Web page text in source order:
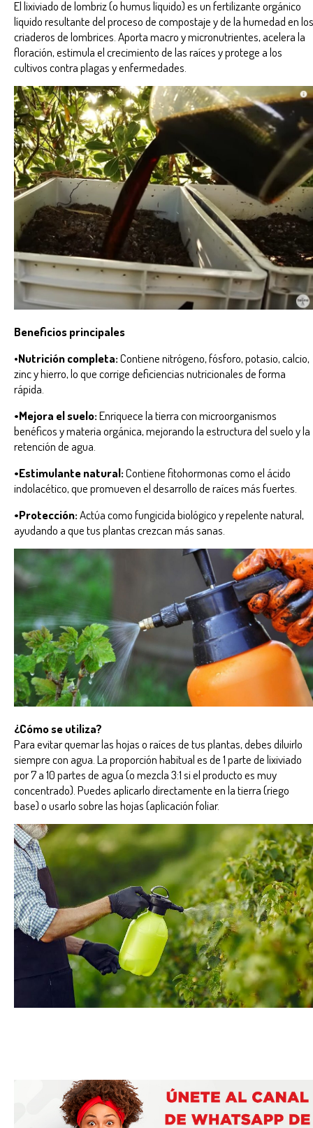
El lixiviado de lombriz (o humus líquido) es un fertilizante orgánico
líquido resultante del proceso de compostaje y de la humedad en los
criaderos de lombrices. Aporta macro y micronutrientes, acelera la
floración, estimula el crecimiento de las raíces y protege a los
cultivos contra plagas y enfermedades.
Beneficios principales
•Nutrición completa:Contiene nitrógeno, fósforo, potasio, calcio,
zinc y hierro, lo que corrige deficiencias nutricionales de forma
rápida.
•Mejora el suelo:Enriquece la tierra con microorganismos
benéficos y materia orgánica, mejorando la estructura del suelo y la
retención de agua.
•Estimulante natural:Contiene fitohormonas como el ácido
indolacético, que promueven el desarrollo de raíces más fuertes.
•Protección:Actúa como fungicida biológico y repelente natural,
ayudando a que tus plantas crezcan más sanas.
¿Cómo se utiliza?
Para evitar quemar las hojas o raíces de tus plantas, debes diluirlo
siempre con agua. La proporción habitual es de 1 parte de lixiviado
por 7 a 10 partes de agua (o mezcla 3:1 si el producto es muy
concentrado). Puedes aplicarlo directamente en la tierra (riego
base) o usarlo sobre las hojas (aplicación foliar.